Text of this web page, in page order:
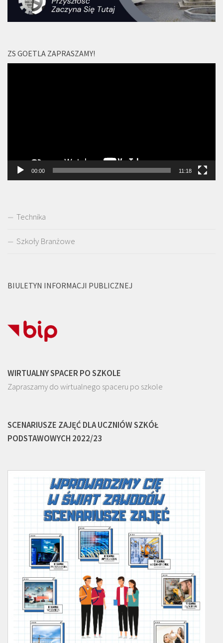
ZS GOETLA ZAPRASZAMY!
00:00 11:18
Technika
Szkoły Branżowe
BIULETYN INFORMACJI PUBLICZNEJ
WIRTUALNY SPACER PO SZKOLE
Zapraszamy do wirtualnego spaceru po szkole
SCENARIUSZE ZAJĘĆ DLA UCZNIÓW SZKÓŁ
PODSTAWOWYCH 2022/23